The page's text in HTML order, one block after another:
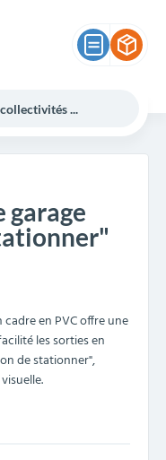
garage
en PVC offre une
les sorties en
de stationner",